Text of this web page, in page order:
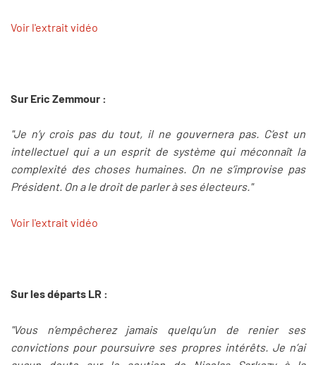
Voir l'extrait vidéo
Sur Eric Zemmour :
"Je n’y crois pas du tout, il ne gouvernera pas. C’est un
intellectuel qui a un esprit de système qui méconnaît la
complexité des choses humaines. On ne s’improvise pas
Président. On a le droit de parler à ses électeurs."
Voir l'extrait vidéo
Sur les départs LR :
"Vous n’empêcherez jamais quelqu’un de renier ses
convictions pour poursuivre ses propres intérêts. Je n’ai